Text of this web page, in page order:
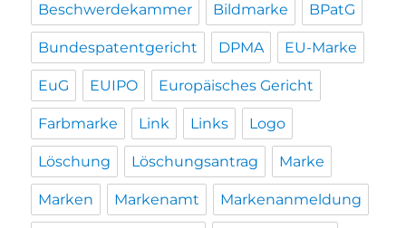
Beschwerdekammer Bildmarke BPatG
Bundespatentgericht DPMA EU-Marke
EuG EUIPO Europäisches Gericht
Farbmarke Link Links Logo
Löschung Löschungsantrag Marke
Marken Markenamt Markenanmeldung